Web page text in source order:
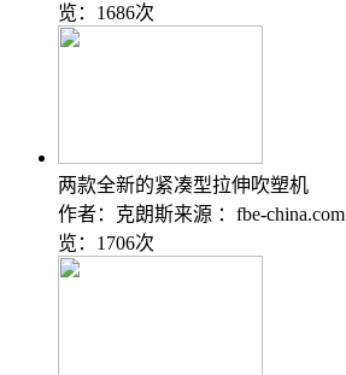
览：1686次
两款全新的紧凑型拉伸吹塑机
作者：克朗斯来源 ：fbe-china.com
览：1706次